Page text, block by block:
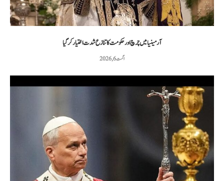
آرمینیا میں چرچ اور حکومت کا تنازع شدت اختیار کر گیا
اگست 6, 2026